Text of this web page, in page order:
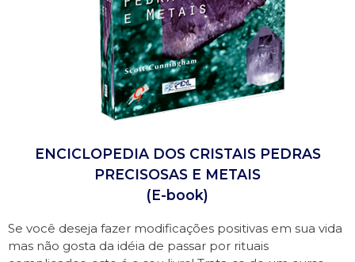
ENCICLOPEDIA DOS CRISTAIS PEDRAS
PRECISOSAS E METAIS
(E-book)
Se você deseja fazer modificações positivas em sua vida
mas não gosta da idéia de passar por rituais